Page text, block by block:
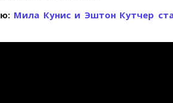
Мила Кунис и Эштон Кутчер